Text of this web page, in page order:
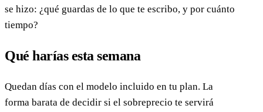
se hizo: ¿qué guardas de lo que te escribo, y por cuánto
tiempo?
Qué harías esta semana
Quedan días con el modelo incluido en tu plan. La
forma barata de decidir si el sobreprecio te servirá